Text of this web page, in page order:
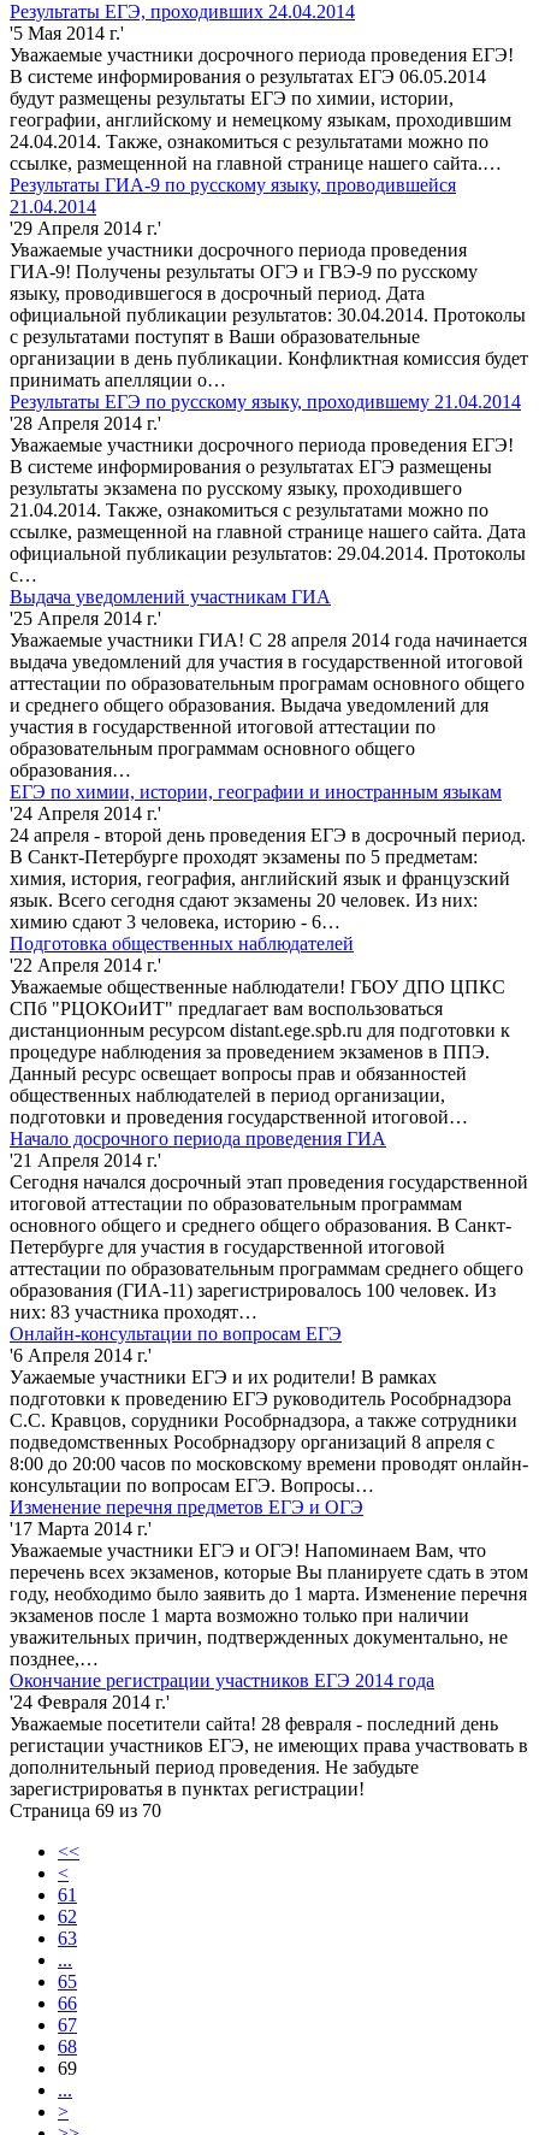
Результаты ЕГЭ, проходивших 24.04.2014
'5 Мая 2014 г.'
Уважаемые участники досрочного периода проведения ЕГЭ!
В системе информирования о результатах ЕГЭ 06.05.2014
будут размещены результаты ЕГЭ по химии, истории,
географии, английскому и немецкому языкам, проходившим
24.04.2014. Также, ознакомиться с результатами можно по
ссылке, размещенной на главной странице нашего сайта.…
Результаты ГИА-9 по русскому языку, проводившейся
21.04.2014
'29 Апреля 2014 г.'
Уважаемые участники досрочного периода проведения
ГИА-9! Получены результаты ОГЭ и ГВЭ-9 по русскому
языку, проводившегося в досрочный период. Дата
официальной публикации результатов: 30.04.2014. Протоколы
с результатами поступят в Ваши образовательные
организации в день публикации. Конфликтная комиссия будет
принимать апелляции о…
Результаты ЕГЭ по русскому языку, проходившему 21.04.2014
'28 Апреля 2014 г.'
Уважаемые участники досрочного периода проведения ЕГЭ!
В системе информирования о результатах ЕГЭ размещены
результаты экзамена по русскому языку, проходившего
21.04.2014. Также, ознакомиться с результатами можно по
ссылке, размещенной на главной странице нашего сайта. Дата
официальной публикации результатов: 29.04.2014. Протоколы
с…
Выдача уведомлений участникам ГИА
'25 Апреля 2014 г.'
Уважаемые участники ГИА! С 28 апреля 2014 года начинается
выдача уведомлений для участия в государственной итоговой
аттестации по образовательным програмам основного общего
и среднего общего образования. Выдача уведомлений для
участия в государственной итоговой аттестации по
образовательным программам основного общего
образования…
ЕГЭ по химии, истории, географии и иностранным языкам
'24 Апреля 2014 г.'
24 апреля - второй день проведения ЕГЭ в досрочный период.
В Санкт-Петербурге проходят экзамены по 5 предметам:
химия, история, география, английский язык и французский
язык. Всего сегодня сдают экзамены 20 человек. Из них:
химию сдают 3 человека, историю - 6…
Подготовка общественных наблюдателей
'22 Апреля 2014 г.'
Уважаемые общественные наблюдатели! ГБОУ ДПО ЦПКС
СПб "РЦОКОиИТ" предлагает вам воспользоваться
дистанционным ресурсом distant.ege.spb.ru для подготовки к
процедуре наблюдения за проведением экзаменов в ППЭ.
Данный ресурс освещает вопросы прав и обязанностей
общественных наблюдателей в период организации,
подготовки и проведения государственной итоговой…
Начало досрочного периода проведения ГИА
'21 Апреля 2014 г.'
Сегодня начался досрочный этап проведения государственной
итоговой аттестации по образовательным программам
основного общего и среднего общего образования. В Санкт-
Петербурге для участия в государственной итоговой
аттестации по образовательным программам среднего общего
образования (ГИА-11) зарегистрировалось 100 человек. Из
них: 83 участника проходят…
Онлайн-консультации по вопросам ЕГЭ
'6 Апреля 2014 г.'
Уажаемые участники ЕГЭ и их родители! В рамках
подготовки к проведению ЕГЭ руководитель Рособрнадзора
С.С. Кравцов, сорудники Рособрнадзора, а также сотрудники
подведомственных Рособрнадзору организаций 8 апреля с
8:00 до 20:00 часов по московскому времени проводят онлайн-
консультации по вопросам ЕГЭ. Вопросы…
Изменение перечня предметов ЕГЭ и ОГЭ
'17 Марта 2014 г.'
Уважаемые участники ЕГЭ и ОГЭ! Напоминаем Вам, что
перечень всех экзаменов, которые Вы планируете сдать в этом
году, необходимо было заявить до 1 марта. Изменение перечня
экзаменов после 1 марта возможно только при наличии
уважительных причин, подтвержденных документально, не
позднее,…
Окончание регистрации участников ЕГЭ 2014 года
'24 Февраля 2014 г.'
Уважаемые посетители сайта! 28 февраля - последний день
регистации участников ЕГЭ, не имеющих права участвовать в
дополнительный период проведения. Не забудьте
зарегистрироватья в пунктах регистрации!
Страница 69 из 70
<<
<
61
62
63
...
65
66
67
68
69
...
>